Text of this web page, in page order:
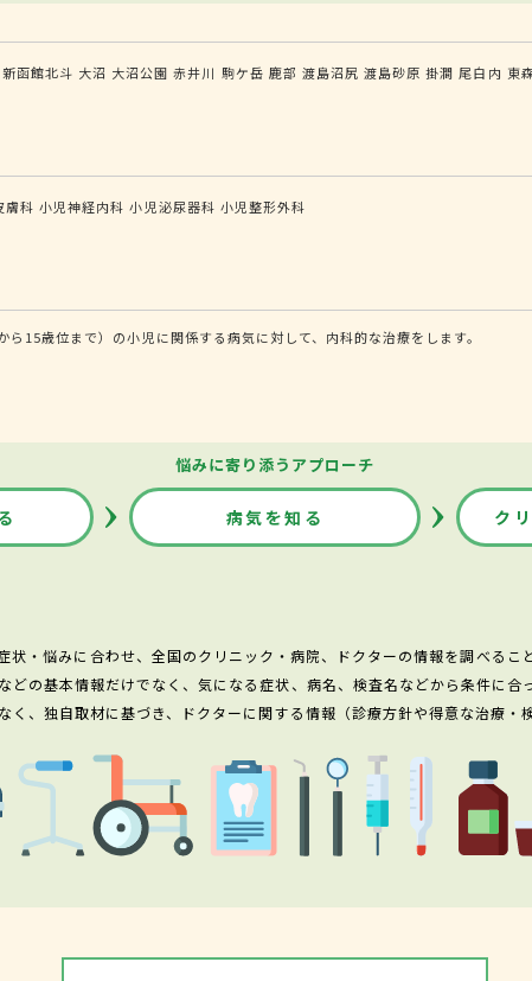
新函館北斗 大沼 大沼公園 赤井川 駒ケ岳 鹿部 渡島沼尻 渡島砂原 掛澗 尾白内 東森
膚科 小児神経内科 小児泌尿器科 小児整形外科
15歳位まで）の小児に関係する病気に対して、内科的な治療をします。
悩みに寄り添うアプローチ
病気を知る ク
状・悩みに合わせ、全国のクリニック・病院、ドクターの情報を調べるこ
の基本情報だけでなく、気になる症状、病名、検査名などから条件に合
く、独自取材に基づき、ドクターに関する情報（診療方針や得意な治療・